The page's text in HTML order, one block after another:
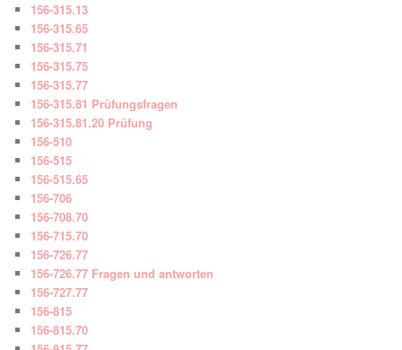
156-315.13
156-315.65
156-315.71
156-315.75
156-315.77
156-315.81 Prüfungsfragen
156-315.81.20 Prüfung
156-510
156-515
156-515.65
156-706
156-708.70
156-715.70
156-726.77
156-726.77 Fragen und antworten
156-727.77
156-815
156-815.70